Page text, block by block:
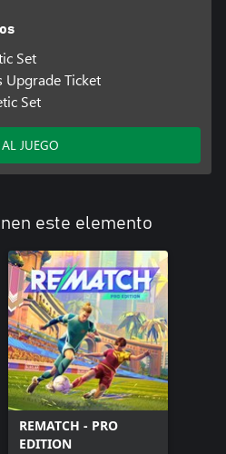
Set
Upgrade Ticket
Set
JUEGO
este elemento
REMATCH - PRO
EDITION